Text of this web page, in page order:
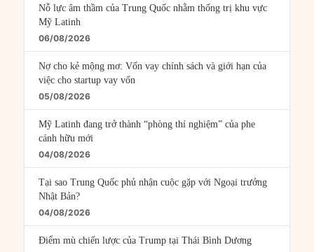
Nỗ lực âm thầm của Trung Quốc nhằm thống trị khu vực
Mỹ Latinh
06/08/2026
Nợ cho kẻ mộng mơ: Vốn vay chính sách và giới hạn của
việc cho startup vay vốn
05/08/2026
Mỹ Latinh đang trở thành “phòng thí nghiệm” của phe
cánh hữu mới
04/08/2026
Tại sao Trung Quốc phủ nhận cuộc gặp với Ngoại trưởng
Nhật Bản?
04/08/2026
Điểm mù chiến lược của Trump tại Thái Bình Dương